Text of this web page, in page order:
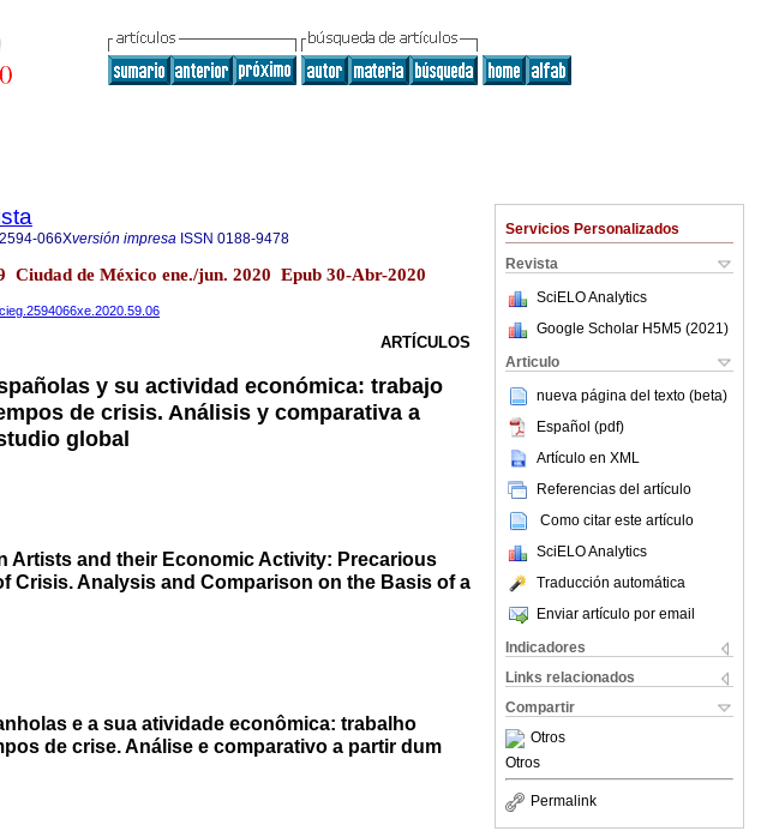
Servicios Personalizados
Revista
SciELO Analytics
Google Scholar H5M5 (2021 )
Articulo
nueva página del texto (beta)
Español (pdf)
Artículo en XML
Referencias del artículo
Como citar este artículo
SciELO Analytics
Traducción automática
Enviar artículo por email
Indicadores
Links relacionados
Compartir
Otros
Otros
Permalink
2594-066Xversión impresa ISSN 0188-9478
Ciudad de México ene./jun. 2020 Epub 30-Abr-2020
ARTÍCULOS
y su actividad económica: trabajo
de crisis. Análisis y comparativa a
global
Artists and their Economic Activity: Precarious
Crisis. Analysis and Comparison on the Basis of a
e a sua atividade econômica: trabalho
de crise. Análise e comparativo a partir dum